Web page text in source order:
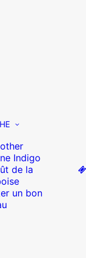
Indigo
de la
un bon